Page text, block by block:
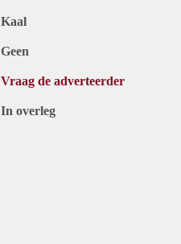
Kaal
Geen
Vraag de adverteerder
In overleg